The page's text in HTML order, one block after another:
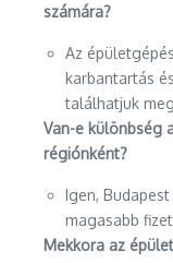
számára?
Az
karbantartás
találhatjuk
Van-e különbség
régiónként?
Igen,
magasabb
Mekkora az